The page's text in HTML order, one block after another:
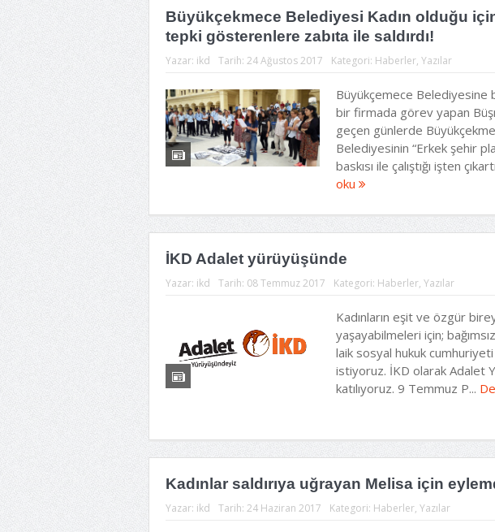
Büyükçekmece Belediyesi Kadın olduğu
tepki gösterenlere zabıta ile saldırdı!
Yazar: ikd Tarih: 24 Ağustos 2017 Kategori: Haberler, Yazılar
Büyükçemece Belediyesine
bir firmada görev yapan
geçen günlerde
Belediyesinin “Erkek şehir
baskısı ile çalıştığı işten
oku
İKD Adalet yürüyüşünde
Yazar: ikd Tarih: 08 Temmuz 2017 Kategori: Haberler, Yazılar
Kadınların eşit ve özgür
yaşayabilmeleri için;
laik sosyal hukuk
istiyoruz. İKD olarak Adalet
katılıyoruz. 9 Temmuz P...
Kadınlar saldırıya uğrayan Melisa için
Yazar: ikd Tarih: 24 Haziran 2017 Kategori: Haberler, Yazılar